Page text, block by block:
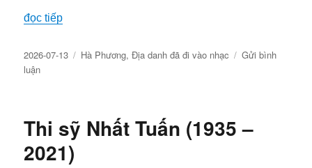
đọc tiếp
Đăng
ngày
2026-07-13
Chuyên
Hà Phương,Địa danh đã đi vào nhạc
Gửi bình
luậnvề
âm
Việt
Thi sỹ Nhất Tuấn (1935 –
2021)